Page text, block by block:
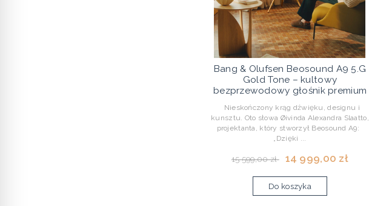
Bang & Olufsen Beosound A9 5.G
Gold Tone – kultowy
bezprzewodowy głośnik premium
Nieskończony krąg dźwięku, designu i
kunsztu. Oto słowa Øivinda Alexandra Slaatto,
projektanta, który stworzył Beosound A9:
„Dzięki ...
15 599,00 zł 14 999,00 zł
Do koszyka